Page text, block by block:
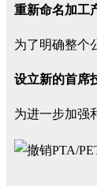
重新命名加工
为了明确整个
设立新的首席
为进一步加强